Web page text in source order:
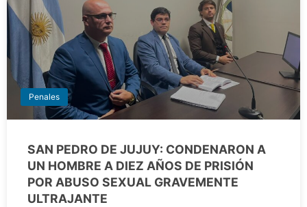
Penales
SAN PEDRO DE JUJUY: CONDENARON A
UN HOMBRE A DIEZ AÑOS DE PRISIÓN
POR ABUSO SEXUAL GRAVEMENTE
ULTRAJANTE